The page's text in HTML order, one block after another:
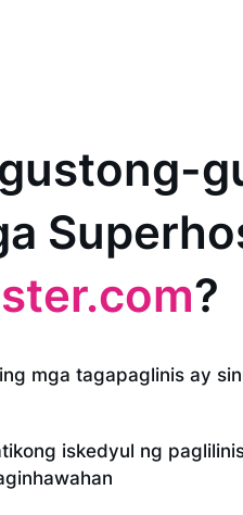
?
mga tagapaglinis ay
iskedyul ng